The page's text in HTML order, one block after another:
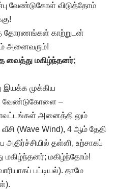
வேண்டுகோள் விடுத்தோம்
தோரணங்கள் காற்றுடன்
அனைவரும்!
வைத்து மகிழ்ந்தனர்;
இயக்க முக்கிய
வேண்டுகோளை –
அனைத்தி லும்
(Wave Wind), 4 ஆம் தேதி
தள்ளி, உற்சாகப்
மகிழ்ந்தோம்!
பட்டியல்). தாமே